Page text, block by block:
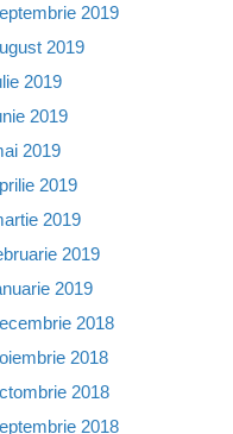
2019
2019
2019
2019
2019
2019
2019
2019
2019
2018
2018
2018
2018